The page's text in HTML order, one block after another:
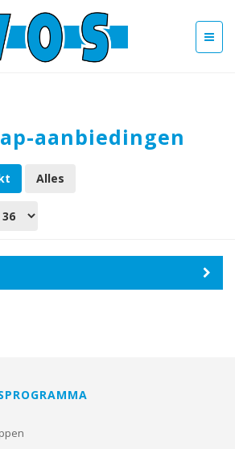
aanbiedingen
Alles